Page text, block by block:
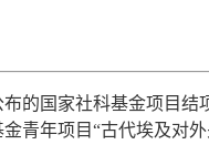
的国家社科基金项目
青年项目“古代埃及对